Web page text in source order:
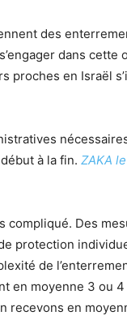
des
dans cette
proches en Israël
à la fin. ZAKA le
compliqué. Des
protection
de
en moyenne 3 ou 4
recevons en